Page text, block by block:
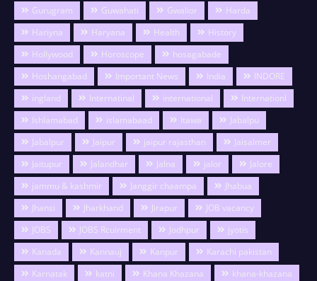
Gurugram
Guwahati Gwalior
Harda
Hariyna
Haryana Health
History
Hollywood
Horoscope
hosagabade
Hoshangabad
Important News India
INDORE
ingland
Internatinal international
Internationl
Ishlamabad
islamabaad Itawa
Jabalpu
Jabalpur
Jaipur jaipur rajasthan
Jaisalmer
Jaitupur
Jalandhar Jalna jalor
Jalore
jammu & kashmir
Janggir chaampa
Jhabua
Jhansi
Jharkhand Jirapur
JOB vacancy
JOBS
JOBS Rcuirment Jodhpur
jyotis
Kanada
Kannauj Kanpur
Karachi pakistan
Karnatak
katni Khana Khazana
khana-khazana